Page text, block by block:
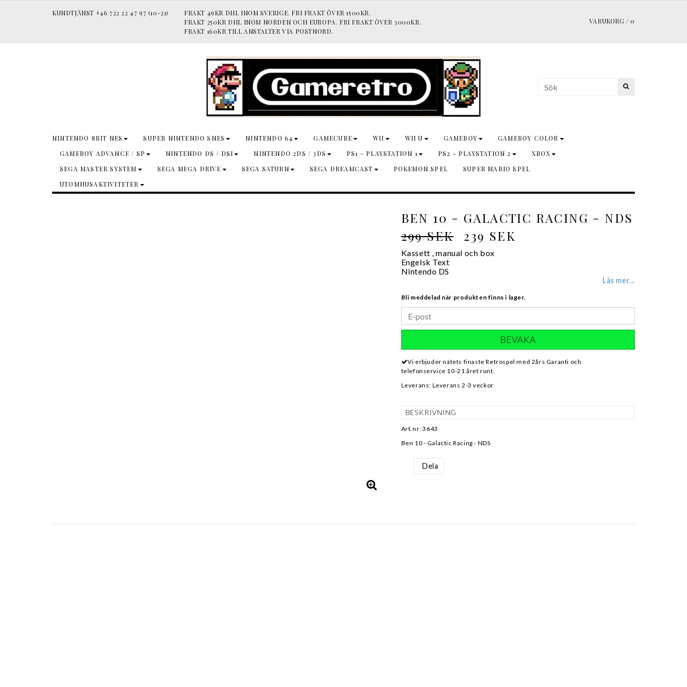
KUNDTJÄNST +46 722 22 47 97 (10-21)
FRAKT 49KR DHL INOM SVERIGE. FRI FRAKT ÖVER 1500KR.
FRAKT 250KR DHL INOM NORDEN OCH EUROPA. FRI FRAKT ÖVER 3000KR.
FRAKT 160KR TILL ANSTALTER VIA POSTNORD.
VARUKORG / 0
NINTENDO 8BIT NES SUPER NINTENDO SNES NINTENDO 64 GAMECUBE WII WII U GAMEBOY
GAMEBOY COLOR
GAMEBOY ADVANCE / SP
NINTENDO DS / DSI NINTENDO 2DS / 3DS PS1 - PLAYSTATION 1 PS2 - PLAYSTATION 2
XBOX
SEGA MASTER SYSTEM
SEGA MEGA DRIVE SEGA SATURN SEGA DREAMCAST POKEMON SPEL
SUPER MARIO SPEL
UTOMHUSAKTIVITETER
BEN 10 - GALACTIC RACING - NDS
299 SEK
239 SEK
Kassett , manual och box
Engelsk Text
Nintendo DS
Läs mer...
Bli meddelad när produkten finns i lager.
BEVAKA
Vi erbjuder nätets finaste Retrospel med 2års Garanti och
telefonservice 10-21 året runt.
Leverans: Leverans 2-3 veckor
BESKRIVNING
Art.nr: 3643
Ben 10 - Galactic Racing - NDS
Dela